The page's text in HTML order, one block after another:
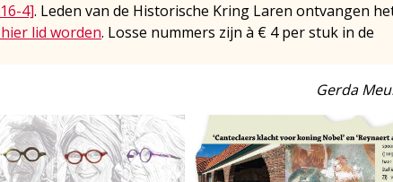
4]. Leden van de Historische Kring Laren ontvangen
lid worden. Losse nummers zijn à € 4 per stuk in de
Gerda